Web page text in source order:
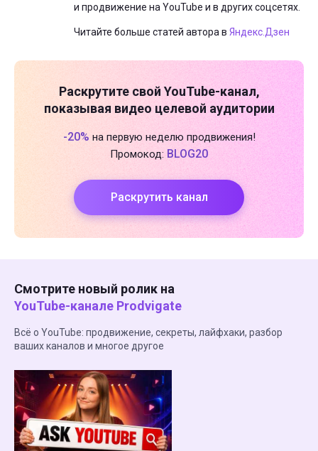
и продвижение на YouTube и в других соцсетях.
Читайте больше статей автора в Яндекс.Дзен
Раскрутите свой YouTube-канал,
показывая видео целевой аудитории
-20% на первую неделю продвижения!
Промокод: BLOG20
Раскрутить канал
Смотрите новый ролик на
YouTube-канале Prodvigate
Всё о YouTube: продвижение, секреты, лайфхаки, разбор
ваших каналов и многое другое